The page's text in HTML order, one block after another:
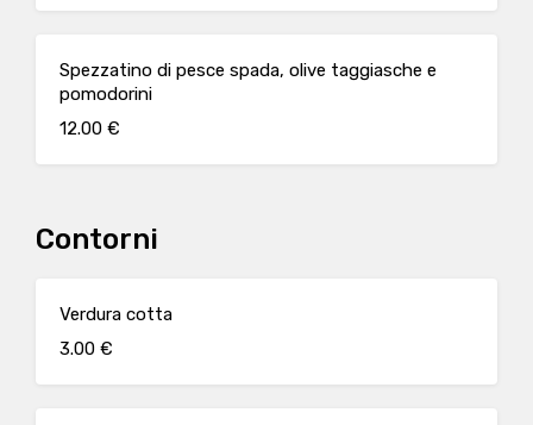
Spezzatino di pesce spada, olive taggiasche e
pomodorini
12.00 €
Contorni
Verdura cotta
3.00 €